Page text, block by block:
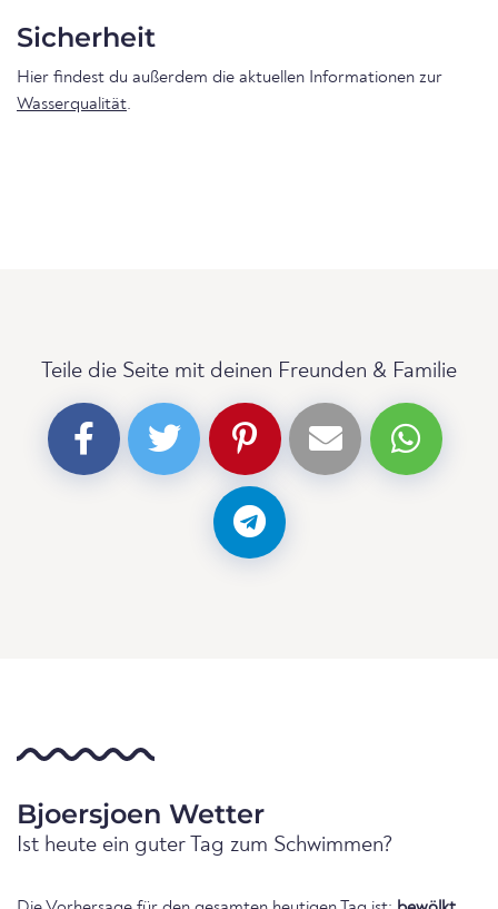
Sicherheit
Hier findest du außerdem die aktuellen Informationen zur
Wasserqualität.
Teile die Seite mit deinen Freunden & Familie
Bjoersjoen Wetter
Ist heute ein guter Tag zum Schwimmen?